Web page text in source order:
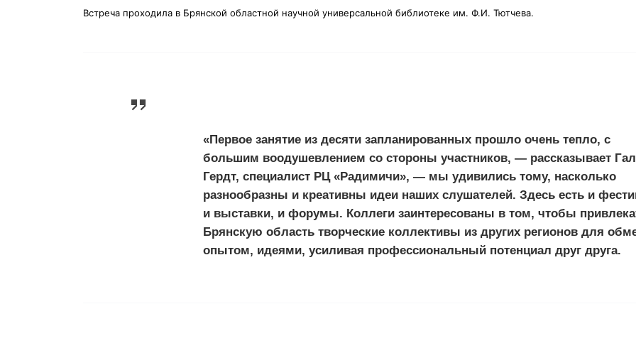
Встреча проходила в Брянской областной научной универсальной библиотеке им. Ф.И. Тютчева.
«Первое занятие из десяти запланированных прошло очень тепло, с
большим воодушевлением со стороны участников, — рассказывает
Гердт, специалист РЦ «Радимичи», — мы удивились тому, насколько
разнообразны и креативны идеи наших слушателей. Здесь есть и
и выставки, и форумы. Коллеги заинтересованы в том, чтобы
Брянскую область творческие коллективы из других регионов для
опытом, идеями, усиливая профессиональный потенциал друг друга.